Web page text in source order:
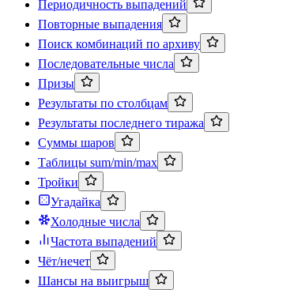
Периодичность выпадений
Повторные выпадения
Поиск комбинаций по архиву
Последовательные числа
Призы
Результаты по столбцам
Результаты последнего тиража
Суммы шаров
Таблицы sum/min/max
Тройки
Угадайка
Холодные числа
Частота выпадений
Чёт/нечет
Шансы на выигрыш